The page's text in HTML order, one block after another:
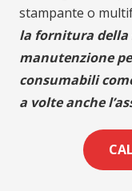
stampante o
la fornitura della
manutenzione
consumabili
a volte anche